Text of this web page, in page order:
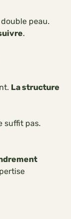
peau.
.
La structure
suffit pas.